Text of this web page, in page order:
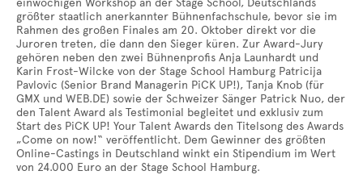
einwöchigen Workshop an der Stage School, Deutschlands
größter staatlich anerkannter Bühnenfachschule, bevor sie im
Rahmen des großen Finales am 20. Oktober direkt vor die
Juroren treten, die dann den Sieger küren. Zur Award-Jury
gehören neben den zwei Bühnenprofis Anja Launhardt und
Karin Frost-Wilcke von der Stage School Hamburg Patricija
Pavlovic (Senior Brand Managerin PiCK UP!), Tanja Knob (für
GMX und WEB.DE) sowie der Schweizer Sänger Patrick Nuo, der
den Talent Award als Testimonial begleitet und exklusiv zum
Start des PiCK UP! Your Talent Awards den Titelsong des Awards
„Come on now!“ veröffentlicht. Dem Gewinner des größten
Online-Castings in Deutschland winkt ein Stipendium im Wert
von 24.000 Euro an der Stage School Hamburg.